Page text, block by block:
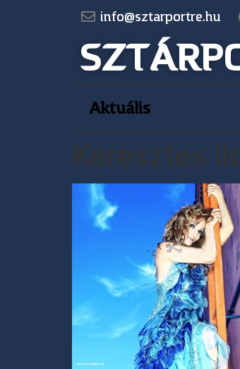
info@sztarportre.hu
Aktuális
Keresztes